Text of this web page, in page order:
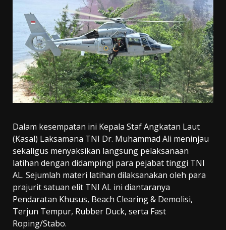
Dalam kesempatan ini Kepala Staf Angkatan Laut
(Kasal) Laksamana TNI Dr. Muhammad Ali meninjau
sekaligus menyaksikan langsung pelaksanaan
latihan dengan didampingi para pejabat tinggi TNI
AL. Sejumlah materi latihan dilaksanakan oleh para
prajurit satuan elit TNI AL ini diantaranya
Pendaratan Khusus, Beach Clearing & Demolisi,
Terjun Tempur, Rubber Duck, serta Fast
Roping/Stabo.